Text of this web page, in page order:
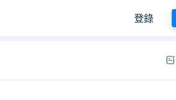
登錄